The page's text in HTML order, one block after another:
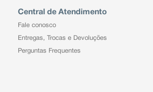
Central de Atendimento
Fale conosco
Entregas, Trocas e Devoluções
Perguntas Frequentes